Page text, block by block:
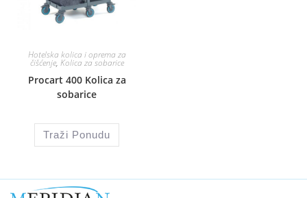
Hotelska kolica i oprema za
čišćenje, Kolica za sobarice
Procart 400 Kolica za
sobarice
Traži Ponudu